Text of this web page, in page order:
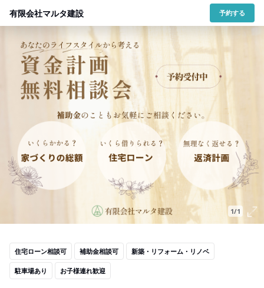
有限会社マルタ建設 予約する
1/1
住宅ローン相談可 補助金相談可 新築・リフォーム・リノベ
駐車場あり お子様連れ歓迎